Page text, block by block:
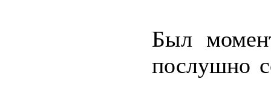
Был
послушно